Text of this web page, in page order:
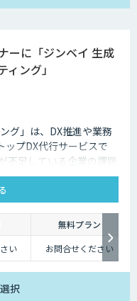
ーに「ジンベイ 生成
ング」
グ」は、DX推進や業務
ップDX代行サービスで
不足している企業の課題
ーションの導入・運用ま
無料プラン
い お問合せください
選択